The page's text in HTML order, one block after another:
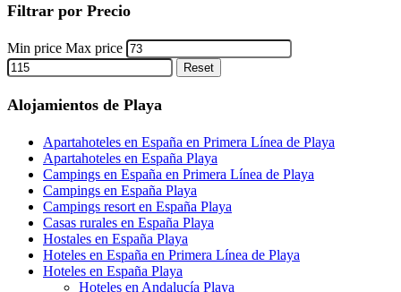
Filtrar por Precio
Min price Max price
Reset
Alojamientos de Playa
Apartahoteles en España en Primera Línea de Playa
Apartahoteles en España Playa
Campings en España en Primera Línea de Playa
Campings en España Playa
Campings resort en España Playa
Casas rurales en España Playa
Hostales en España Playa
Hoteles en España en Primera Línea de Playa
Hoteles en España Playa
Hoteles en Andalucía Playa